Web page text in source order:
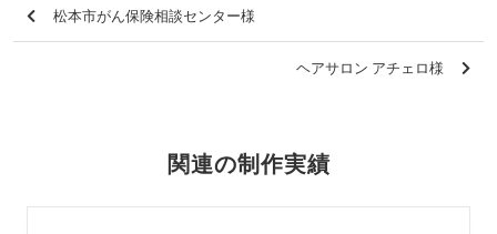
松本市がん保険相談センター様
ヘアサロン アチェロ様
関連の制作実績